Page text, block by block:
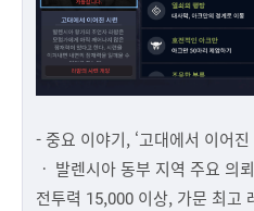
- 중요 이야기, ‘고대에서 이어
ㆍ 발렌시아 동부 지역 주요 의
전투력 15,000 이상, 가문 최고